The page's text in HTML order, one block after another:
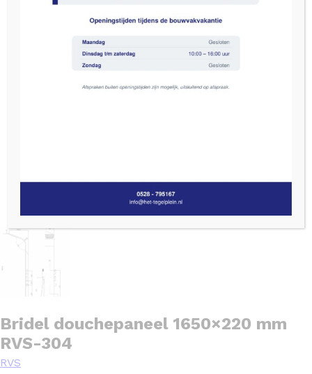
Bridel douchepaneel 1650×220 mm
RVS-304
RVS